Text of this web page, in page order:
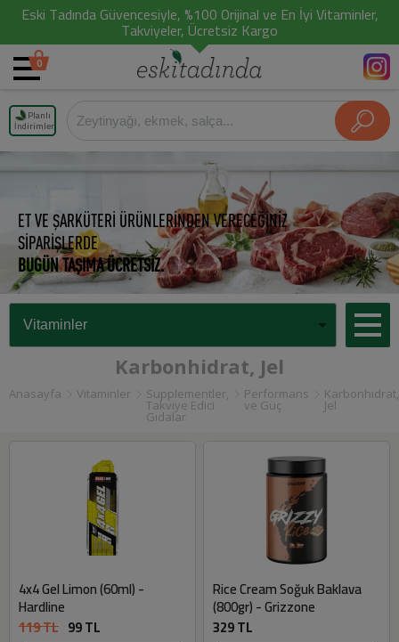
Eski Tadında Güvencesiyle, %100 Orijinal ve En İyi Vitaminler,
Takviyeler, Ücretsiz Kargo
0
Planlı
İndirimler
ET VE ŞARKÜTERİ ÜRÜNLERİNDEN VERECEĞİNİZ
SİPARİŞLERDE
BUGÜN TAŞIMA ÜCRETSİZ.
Karbonhidrat, Jel
Anasayfa Vitaminler Supplementler,
Takviye Edici
Gıdalar
Performans
ve Güç
Karbonhidrat,
Jel
4x4 Gel Limon (60ml) -
Hardline
119 TL 99 TL
Rice Cream Soğuk Baklava
(800gr) - Grizzone
329 TL